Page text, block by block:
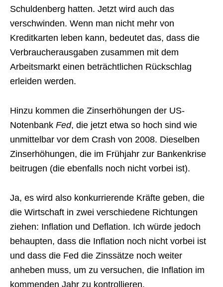
Schuldenberg hatten. Jetzt wird auch das
verschwinden. Wenn man nicht mehr von
Kreditkarten leben kann, bedeutet das, dass die
Verbraucherausgaben zusammen mit dem
Arbeitsmarkt einen beträchtlichen Rückschlag
erleiden werden.
Hinzu kommen die Zinserhöhungen der US-
Notenbank Fed, die jetzt etwa so hoch sind wie
unmittelbar vor dem Crash von 2008. Dieselben
Zinserhöhungen, die im Frühjahr zur Bankenkrise
beitrugen (die ebenfalls noch nicht vorbei ist).
Ja, es wird also konkurrierende Kräfte geben, die
die Wirtschaft in zwei verschiedene Richtungen
ziehen: Inflation und Deflation. Ich würde jedoch
behaupten, dass die Inflation noch nicht vorbei ist
und dass die Fed die Zinssätze noch weiter
anheben muss, um zu versuchen, die Inflation im
kommenden Jahr zu kontrollieren.